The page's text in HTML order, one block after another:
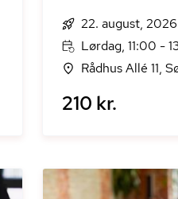
22. august, 2026
Lørdag, 11:00 -
Rådhus Allé 11,
210 kr.